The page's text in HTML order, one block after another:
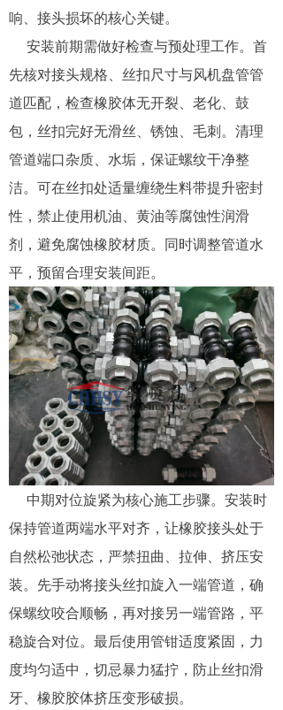
响、接头损坏的核心关键。
安装前期需做好检查与预处理工作。首
先核对接头规格、丝扣尺寸与风机盘管管
道匹配，检查橡胶体无开裂、老化、鼓
包，丝扣完好无滑丝、锈蚀、毛刺。清理
管道端口杂质、水垢，保证螺纹干净整
洁。可在丝扣处适量缠绕生料带提升密封
性，禁止使用机油、黄油等腐蚀性润滑
剂，避免腐蚀橡胶材质。同时调整管道水
平，预留合理安装间距。
中期对位旋紧为核心施工步骤。安装时
保持管道两端水平对齐，让橡胶接头处于
自然松弛状态，严禁扭曲、拉伸、挤压安
装。先手动将接头丝扣旋入一端管道，确
保螺纹咬合顺畅，再对接另一端管路，平
稳旋合对位。最后使用管钳适度紧固，力
度均匀适中，切忌暴力猛拧，防止丝扣滑
牙、橡胶胶体挤压变形破损。